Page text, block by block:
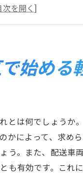
る
の特徴
奈川県横浜市南
円滑にする方法
始める
は何でしょうか
によって、求め
。また、配送車
有効です。これ